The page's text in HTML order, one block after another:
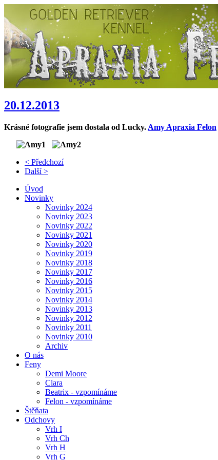
20.12.2013
Krásné fotografie jsem dostala od Lucky. Amy Apraxia Felon
< Předchozí
Další >
Úvod
Novinky
Novinky 2024
Novinky 2023
Novinky 2022
Novinky 2021
Novinky 2020
Novinky 2019
Novinky 2018
Novinky 2017
Novinky 2016
Novinky 2015
Novinky 2014
Novinky 2013
Novinky 2012
Novinky 2011
Novinky 2010
Archiv
O nás
Feny
Demi Moore
Clara
Beatrix - vzpomínáme
Felon - vzpomínáme
Štěňata
Odchovy
Vrh I
Vrh Ch
Vrh H
Vrh G